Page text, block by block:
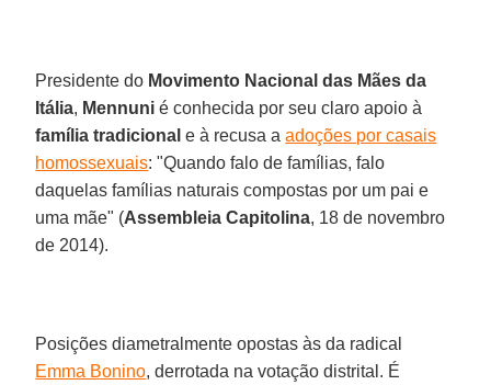
Presidente do Movimento Nacional das Mães da
Itália, Mennuni é conhecida por seu claro apoio à
família tradicional e à recusa aadoções por casais
homossexuais: "Quando falo de famílias, falo
daquelas famílias naturais compostas por um pai e
uma mãe" (Assembleia Capitolina, 18 de novembro
de 2014).
Posições diametralmente opostas às da radical
Emma Bonino, derrotada na votação distrital. É